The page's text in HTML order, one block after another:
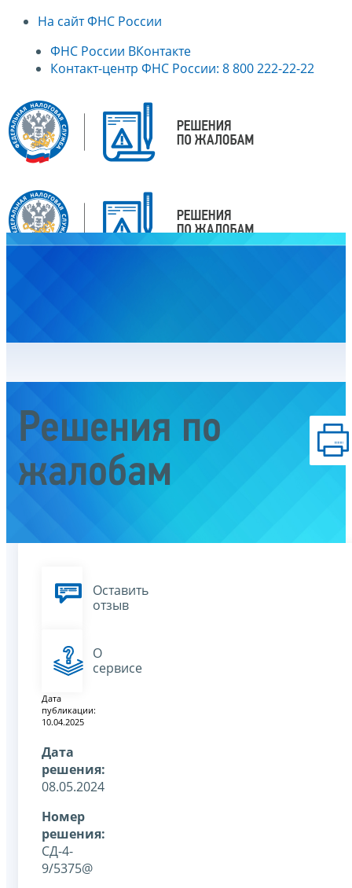
На сайт ФНС России
ФНС России ВКонтакте
Контакт-центр ФНС России: 8 800 222-22-22
Решения по
жалобам
Оставить
отзыв
О
сервисе
Дата
публикации:
10.04.2025
Дата
решения:
08.05.2024
Номер
решения:
СД-4-
9/5375@